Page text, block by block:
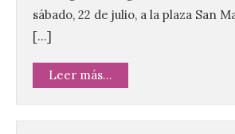
sábado, 22 de julio, a la plaza San
[…]
Leer más...